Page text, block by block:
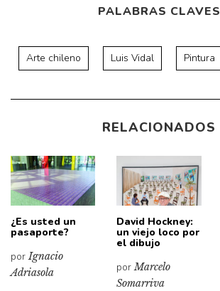
PALABRAS CLAVES
Arte chileno Luis Vidal Pintura
RELACIONADOS
¿Es usted un
pasaporte?
porIgnacio
Adriasola
David Hockney:
un viejo loco por
el dibujo
porMarcelo
Somarriva